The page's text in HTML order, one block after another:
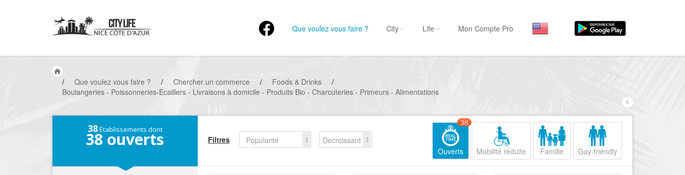
Que voulez vous faire ?
Musées, ...
Sortir
Nice Promenade du
Nice le Port
Nice le Vieux Nice
City Life Mon Compte Pro
/ Que voulez vous faire ? / Chercher un commerce / Foods & Drinks
/
Boulangeries - Poissonneries-Ecaillers - Livraisons à domicile - Produits Bio - Charcuteries - Primeurs - Alimentations
38Établissements dont
38 ouverts Filtres Popularité
Decroissant
Ouverts
38
Mobilité réduite Famille Gay-friendly